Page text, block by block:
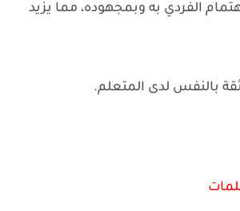
الفردي به وبمجهوده، مما يزيد
بالنفس لدى المتعلم.